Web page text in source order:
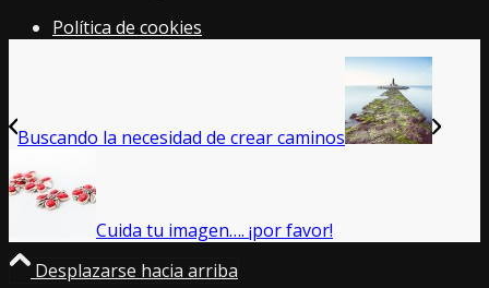
Política de cookies
Buscando la necesidad de crear caminos
Cuida tu imagen…. ¡por favor!
Desplazarse hacia arriba